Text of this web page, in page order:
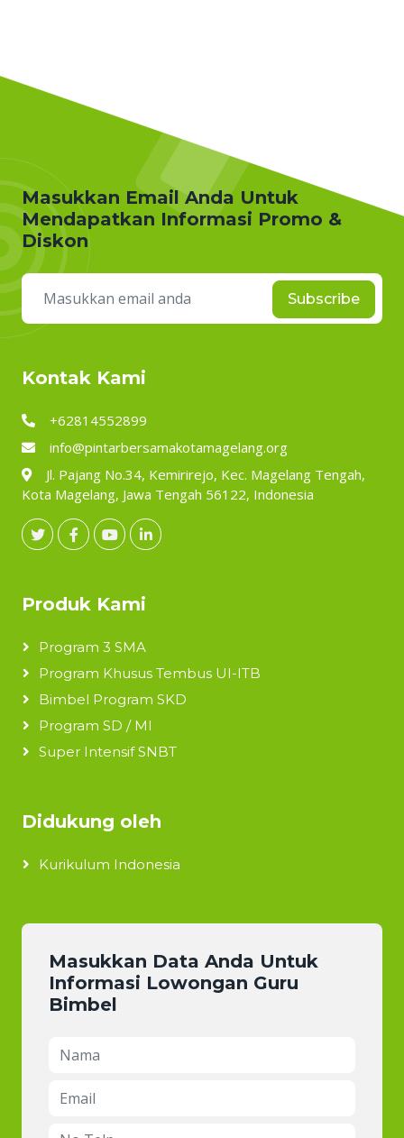
Masukkan Email Anda Untuk
Mendapatkan Informasi Promo &
Diskon
Subscribe
Kontak Kami
+62814552899
info@pintarbersamakotamagelang.org
Jl. Pajang No.34, Kemirirejo, Kec. Magelang Tengah,
Kota Magelang, Jawa Tengah 56122, Indonesia
Produk Kami
Program 3 SMA
Program Khusus Tembus UI-ITB
Bimbel Program SKD
Program SD / MI
Super Intensif SNBT
Didukung oleh
Kurikulum Indonesia
Masukkan Data Anda Untuk
Informasi Lowongan Guru
Bimbel